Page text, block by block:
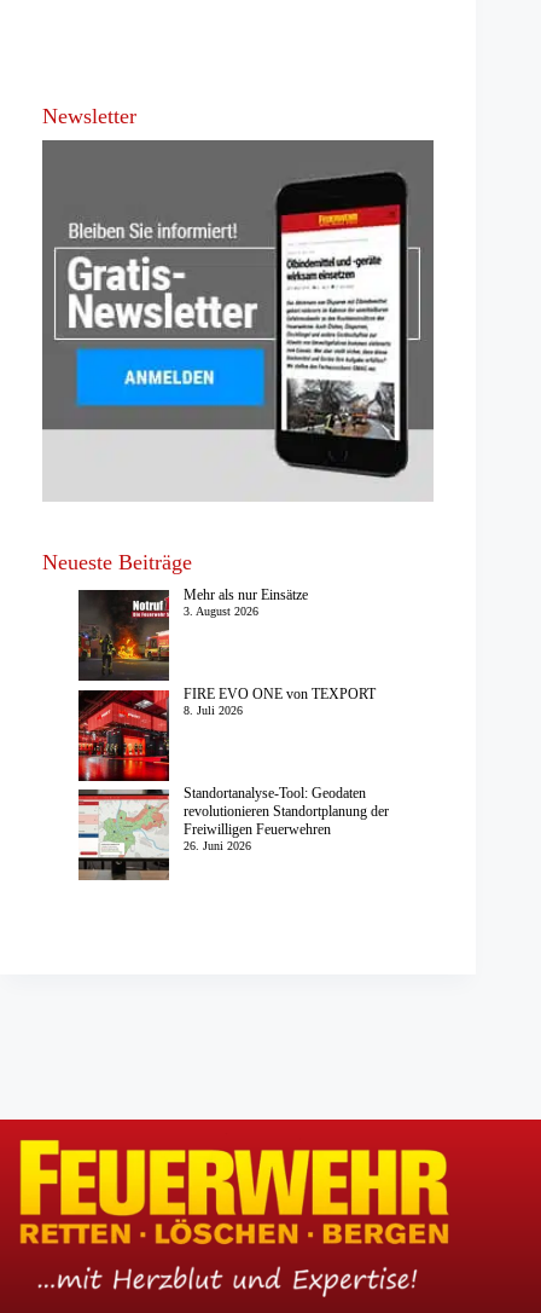
Newsletter
Neueste Beiträge
Mehr als nur Einsätze
3. August 2026
FIRE EVO ONE von TEXPORT
8. Juli 2026
Standortanalyse-Tool: Geodaten
revolutionieren Standortplanung der
Freiwilligen Feuerwehren
26. Juni 2026